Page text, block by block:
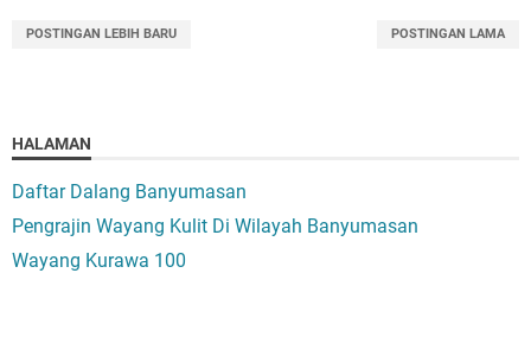
POSTINGAN LEBIH BARU POSTINGAN LAMA
HALAMAN
Daftar Dalang Banyumasan
Pengrajin Wayang Kulit Di Wilayah Banyumasan
Wayang Kurawa 100